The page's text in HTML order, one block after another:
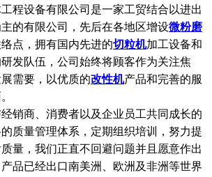
设备有限公司是一家工贸结合以进出
的有限公司，先后在各地区增设微粉磨
点，拥有国内先进的切粒机加工设备和
发队伍，公司始终将顾客作为关注焦
需要，以优质的改性机产品和完善的服
商、消费者以及企业员工共同成长的
质量管理体系，定期组织培训，努力提
量，我们正直不回避问题并且愿意作出
品已经出口南美洲、欧洲及非洲等世界